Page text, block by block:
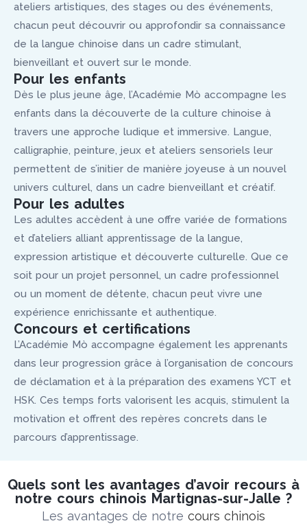
ateliers artistiques, des stages ou des événements,
chacun peut découvrir ou approfondir sa connaissance
de la langue chinoise dans un cadre stimulant,
bienveillant et ouvert sur le monde.
Pour les enfants
Dès le plus jeune âge, l’Académie Mò accompagne les
enfants dans la découverte de la culture chinoise à
travers une approche ludique et immersive. Langue,
calligraphie, peinture, jeux et ateliers sensoriels leur
permettent de s’initier de manière joyeuse à un nouvel
univers culturel, dans un cadre bienveillant et créatif.
Pour les adultes
Les adultes accèdent à une offre variée de formations
et d’ateliers alliant apprentissage de la langue,
expression artistique et découverte culturelle. Que ce
soit pour un projet personnel, un cadre professionnel
ou un moment de détente, chacun peut vivre une
expérience enrichissante et authentique.
Concours et certifications
L’Académie Mò accompagne également les apprenants
dans leur progression grâce à l’organisation de concours
de déclamation et à la préparation des examens YCT et
HSK. Ces temps forts valorisent les acquis, stimulent la
motivation et offrent des repères concrets dans le
parcours d’apprentissage.
Quels sont les avantages d’avoir recours à
notre cours chinois Martignas-sur-Jalle ?
Les avantages de notre cours chinois